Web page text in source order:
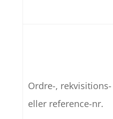
Ordre-, rekvisitions-
eller reference-nr.